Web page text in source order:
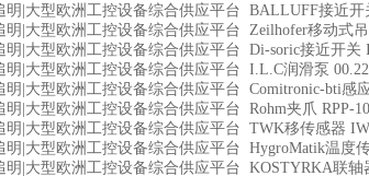
明|大型欧洲工控设备综合供应平台 BALLUFF接近开
明|大型欧洲工控设备综合供应平台 Zeilhofer移动式
明|大型欧洲工控设备综合供应平台 Di-soric接近开关
明|大型欧洲工控设备综合供应平台 I.L.C润滑泵
明|大型欧洲工控设备综合供应平台 Comitronic-bti感
明|大型欧洲工控设备综合供应平台 Rohm夹爪 RPP-
明|大型欧洲工控设备综合供应平台 TWK移传感器
明|大型欧洲工控设备综合供应平台 HygroMatik温度
明|大型欧洲工控设备综合供应平台 KOSTYRKA联轴